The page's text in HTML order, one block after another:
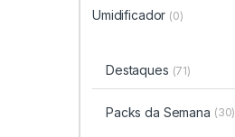
Umidificador (0)
Destaques (71)
Packs da Semana (30)